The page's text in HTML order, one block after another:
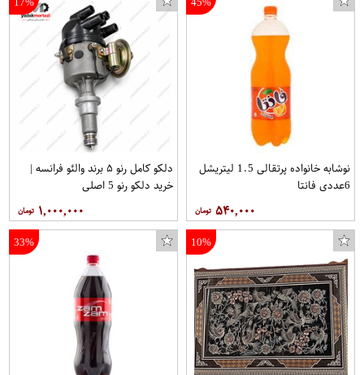
نوشابه خانواده پرتقالی 1.5 ليتریشل
6عددی فانتا
۵۴۰,۰۰۰
دلکو کامل رنو ۵ برند والئو فرانسه |
خرید دلکو رنو 5 اصلی
۱,۰۰۰,۰۰۰
10%
33%